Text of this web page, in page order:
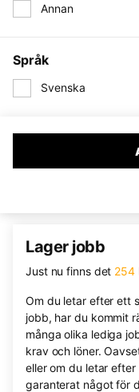
Annan
Språk
Svenska
Lager jobb
Just nu finns det 254
Om du letar efter ett
jobb, har du kommit
många olika lediga
krav och löner.
eller om du letar
garanterat något för